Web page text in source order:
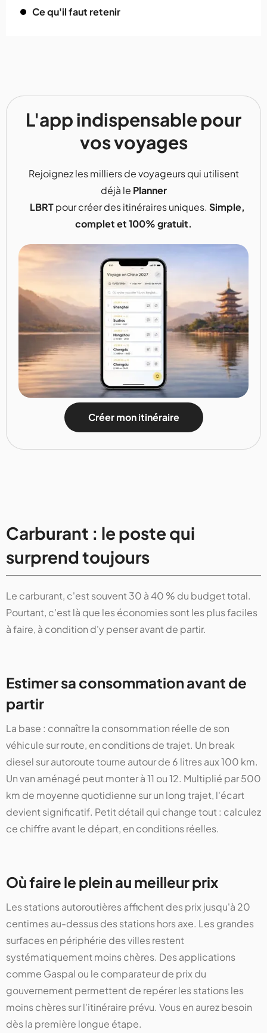
Ce qu'il faut retenir
L'app indispensable pour
vos voyages
Rejoignez les milliers de voyageurs qui utilisent
déjà le Planner
LBRTpour créer des itinéraires uniques. Simple,
complet et 100% gratuit.
Créer mon itinéraire
Carburant : le poste qui
surprend toujours
Le carburant, c'est souvent 30 à 40 % du budget total.
Pourtant, c'est là que les économies sont les plus faciles
à faire, à condition d'y penser avant de partir.
Estimer sa consommation avant de
partir
La base : connaître la consommation réelle de son
véhicule sur route, en conditions de trajet. Un break
diesel sur autoroute tourne autour de 6 litres aux 100 km.
Un van aménagé peut monter à 11 ou 12. Multiplié par 500
km de moyenne quotidienne sur un long trajet, l'écart
devient significatif. Petit détail qui change tout : calculez
ce chiffre avant le départ, en conditions réelles.
Où faire le plein au meilleur prix
Les stations autoroutières affichent des prix jusqu'à 20
centimes au-dessus des stations hors axe. Les grandes
surfaces en périphérie des villes restent
systématiquement moins chères. Des applications
comme Gaspal ou le comparateur de prix du
gouvernement permettent de repérer les stations les
moins chères sur l'itinéraire prévu. Vous en aurez besoin
dès la première longue étape.